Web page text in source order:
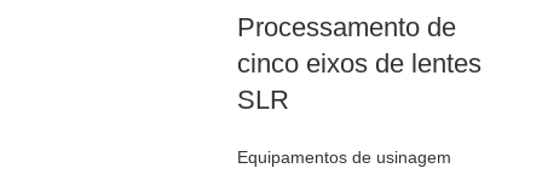
Processamento de
cinco eixos de lentes
SLR
Equipamentos de usinagem